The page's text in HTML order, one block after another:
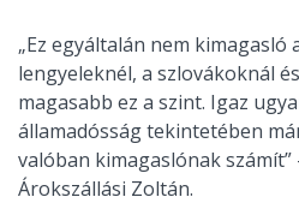
„Ez egyáltalán nem kimagasló
lengyeleknél, a szlovákoknál
magasabb ez a szint. Igaz
államadósság tekintetében
valóban kimagaslónak számít”
Árokszállási Zoltán.